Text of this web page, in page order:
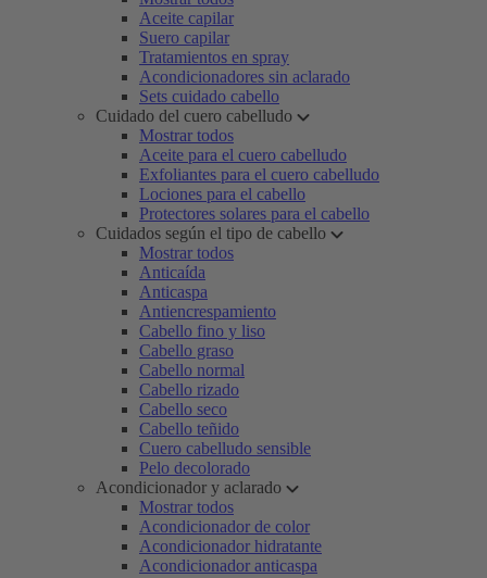
Aceite capilar
Suero capilar
Tratamientos en spray
Acondicionadores sin aclarado
Sets cuidado cabello
Cuidado del cuero cabelludo
Mostrar todos
Aceite para el cuero cabelludo
Exfoliantes para el cuero cabelludo
Lociones para el cabello
Protectores solares para el cabello
Cuidados según el tipo de cabello
Mostrar todos
Anticaída
Anticaspa
Antiencrespamiento
Cabello fino y liso
Cabello graso
Cabello normal
Cabello rizado
Cabello seco
Cabello teñido
Cuero cabelludo sensible
Pelo decolorado
Acondicionador y aclarado
Mostrar todos
Acondicionador de color
Acondicionador hidratante
Acondicionador anticaspa